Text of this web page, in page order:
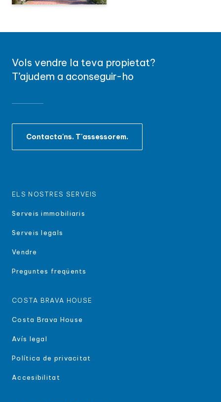
Vols vendre la teva propietat?
T’ajudem a aconseguir-ho
Contacta'ns. T'assessorem.
ELS NOSTRES SERVEIS
Serveis immobiliaris
Serveis legals
Vendre
Preguntes freqüents
COSTA BRAVA HOUSE
Costa Brava House
Avís legal
Política de privacitat
Accesibilitat